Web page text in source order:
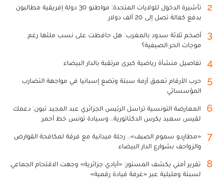
2
تأشيرة الدخول للولايات المتحدة: مواطنو 30 دولة إفريقية مطالبون
بدفع كفالة تصل إلى 20 ألف دولار
3
أضخم ثلاثة سدود بالمغرب: هل حافظت على نسب ملئها رغم
موجات الحر الصيفية؟
4 تفاصيل منشأة رياضية كبرى مرتقبة بالدار البيضاء
5
حرب الأرقام تعمق أزمة سبتة وتضع إسبانيا في مواجهة التضارب
المؤسساتي
6
المعارضة التونسية تراسل الرئيس الجزائري عبد المجيد تبون: دعمك
لقيس سعيد يكرس الدكتاتورية.. وسيادة تونس خط أحمر
7
«مطارِدو سموم الصيف».. رحلة ميدانية مع فرقة لمكافحة القوارض
والزواحف بشوارع الدار البيضاء
8
تقرير أمني يكشف المستور: «أيادي جزائرية» وجهت الاقتحام الجماعي
لسبتة ومليلية عبر «غرفة قيادة رقمية»